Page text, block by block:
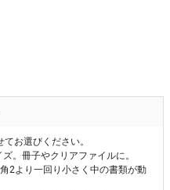
お選びください。
。冊子やクリアファイルに。
2より一回り小さく中の書類が動